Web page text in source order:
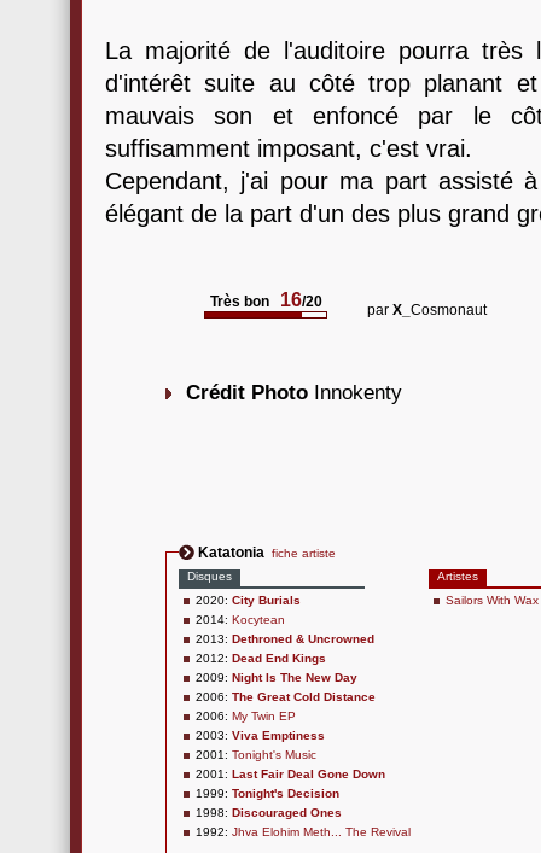
La majorité de l'auditoire pourra très
d'intérêt suite au côté trop planant
mauvais son et enfoncé par le
suffisamment imposant, c'est vrai.
Cependant, j'ai pour ma part assisté
élégant de la part d'un des plus grand
Très bon 16/20 par X_ Cosmonaut
Crédit Photo Innokenty
Katatonia fiche artiste
Disques
2020: City Burials
2014: Kocytean
2013: Dethroned & Uncrowned
2012: Dead End Kings
2009: Night Is The New Day
2006: The Great Cold Distance
2006: My Twin EP
2003: Viva Emptiness
2001: Tonight's Music
2001: Last Fair Deal Gone Down
1999: Tonight's Decision
1998: Discouraged Ones
1992: Jhva Elohim Meth... The Revival
Artistes
Sailors With